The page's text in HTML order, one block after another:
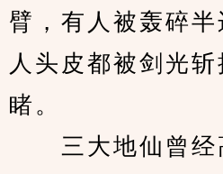
臂，有人被轰碎
人头皮都被剑光
睹。
三大地仙曾经